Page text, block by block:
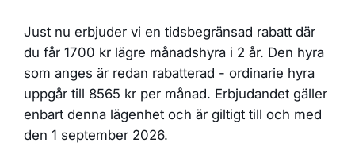
Just nu erbjuder vi en tidsbegränsad rabatt där
du får 1700 kr lägre månadshyra i 2 år. Den hyra
som anges är redan rabatterad - ordinarie hyra
uppgår till 8565 kr per månad. Erbjudandet gäller
enbart denna lägenhet och är giltigt till och med
den 1 september 2026.